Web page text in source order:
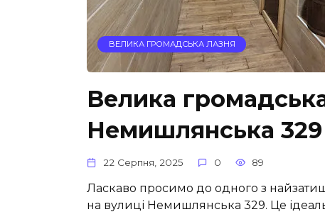
ВЕЛИКА ГРОМАДСЬКА ЛАЗНЯ
Велика
Немишлянська 329
22 Серпня, 2025 0 89
Ласкаво просимо до одного з
на вулиці Немишлянська 329. Це